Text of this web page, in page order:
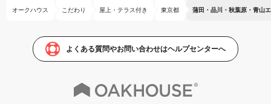
オークハウス こだわり 屋上・テラス付き 東京都 蒲田・品川・秋葉原・青山
よくある質問やお問い合わせはヘルプセンターへ